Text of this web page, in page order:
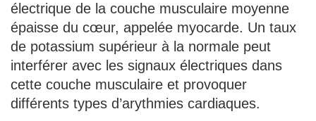
électrique de la couche musculaire moyenne
épaisse du cœur, appelée myocarde. Un taux
de potassium supérieur à la normale peut
interférer avec les signaux électriques dans
cette couche musculaire et provoquer
différents types d’arythmies cardiaques.